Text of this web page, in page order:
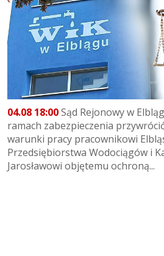
04.08 18:00Sąd Rejonowy w
ramach zabezpieczenia
warunki pracy pracownikowi
Przedsiębiorstwa Wodociągów i
Jarosławowi objętemu ochroną...